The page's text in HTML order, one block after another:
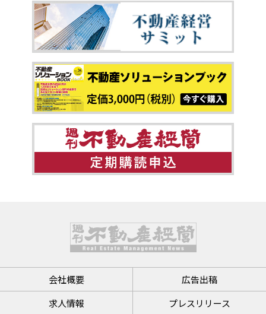
会社概要
広告出稿
求人情報
プレスリリース